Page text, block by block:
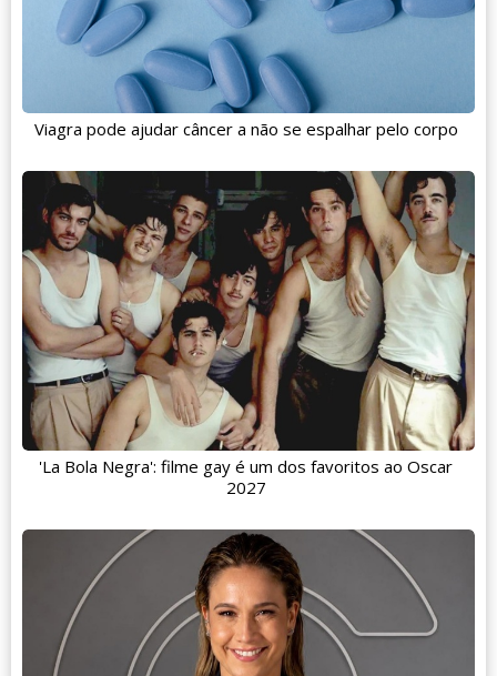
Viagra pode ajudar câncer a não se espalhar pelo corpo
'La Bola Negra': filme gay é um dos favoritos ao Oscar
2027